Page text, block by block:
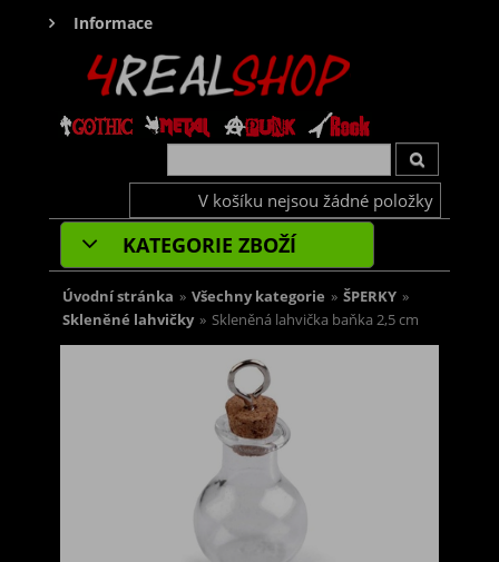
Informace
V košíku nejsou žádné položky
KATEGORIE ZBOŽÍ
Úvodní stránka » Všechny kategorie » ŠPERKY »
Skleněné lahvičky » Skleněná lahvička baňka 2,5 cm